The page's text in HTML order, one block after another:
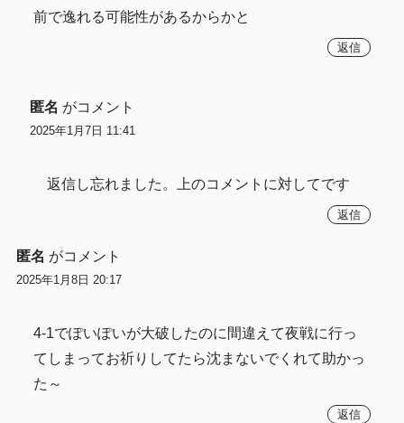
前で逸れる可能性があるからかと
返信
匿名 がコメント
2025年1月7日 11:41
返信し忘れました。上のコメントに対してです
返信
匿名 がコメント
2025年1月8日 20:17
4-1でぽいぽいが大破したのに間違えて夜戦に行っ
てしまってお祈りしてたら沈まないでくれて助かっ
た～
返信